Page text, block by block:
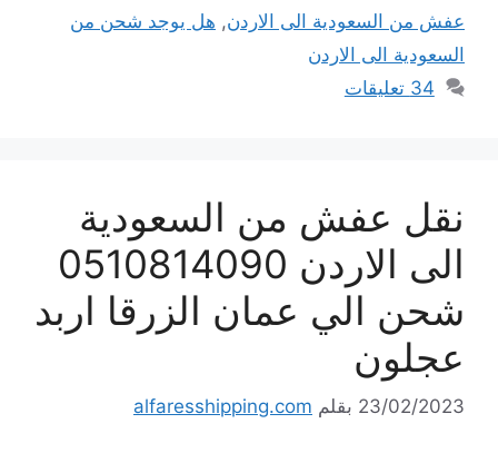
عفش من السعودية الى الاردن, هل يوجد شحن من
السعودية الى الاردن
34 تعليقات
نقل عفش من السعودية
الى الاردن 0510814090
شحن الي عمان الزرقا اربد
عجلون
23/02/2023 بقلم alfaresshipping.com